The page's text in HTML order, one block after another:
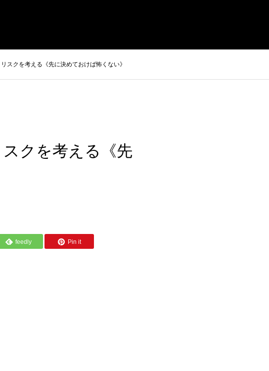
スクを考える《先に決めておけば怖くない》
スクを考える《先
feedly Pin it